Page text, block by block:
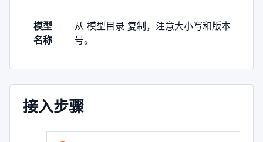
模型
名称
从 模型目录 复制，注意大小写和版本
号。
接入步骤